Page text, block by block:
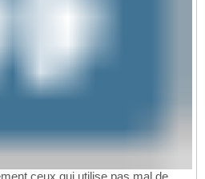
ceux qui utilise pas mal de